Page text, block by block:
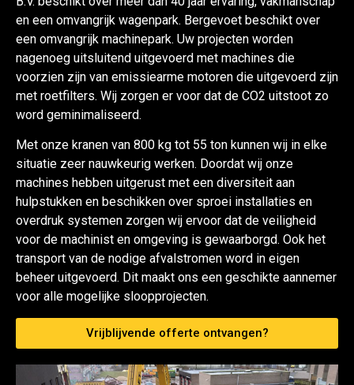
en een omvangrijk wagenpark. Bergevoet beschikt over
een omvangrijk machinepark. Uw projecten worden
nagenoeg uitsluitend uitgevoerd met machines die
voorzien zijn van emissiearme motoren die uitgevoerd zijn
met roetfilters. Wij zorgen er voor dat de CO2 uitstoot zo
word geminimaliseerd.
Met onze kranen van 800 kg tot 55 ton kunnen wij in elke
situatie zeer nauwkeurig werken. Doordat wij onze
machines hebben uitgerust met een diversiteit aan
hulpstukken en beschikken over sproei installaties en
overdruk systemen zorgen wij ervoor dat de veiligheid
voor de machinist en omgeving is gewaarborgd. Ook het
transport van de nodige afvalstromen word in eigen
beheer uitgevoerd. Dit maakt ons een geschikte aannemer
voor alle mogelijke sloopprojecten.
Vrijblijvende offerte ontvangen?